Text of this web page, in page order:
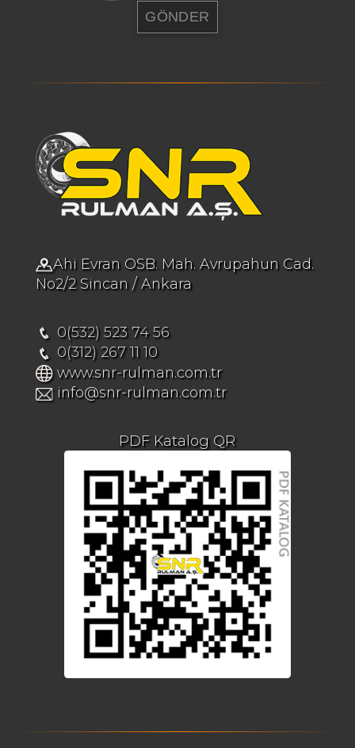
Ahi Evran OSB. Mah. Avrupahun Cad.
No2/2 Sincan / Ankara
0(532) 523 74 56
0(312) 267 11 10
www.snr-rulman.com.tr
info@snr-rulman.com.tr
PDF Katalog QR